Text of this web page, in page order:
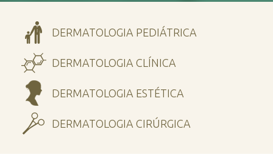
CONTATO
DERMATOLOGIA PEDIÁTRICA
DERMATOLOGIA CLÍNICA
DERMATOLOGIA ESTÉTICA
DERMATOLOGIA CIRÚRGICA